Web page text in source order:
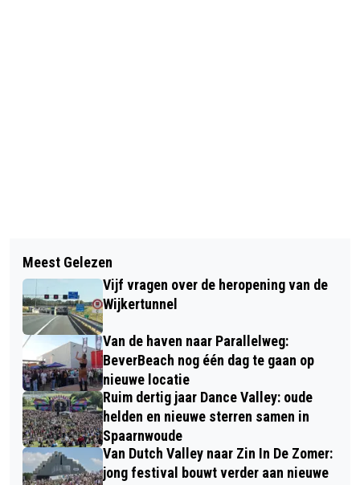
DOOD DOET LEVEN
POPPODIUM DE NOZEM EN DE NON
SLUIT ZIJN DEUREN
Meest Gelezen
Vijf vragen over de heropening van de
Wijkertunnel
Van de haven naar Parallelweg:
BeverBeach nog één dag te gaan op
nieuwe locatie
Ruim dertig jaar Dance Valley: oude
helden en nieuwe sterren samen in
Spaarnwoude
Van Dutch Valley naar Zin In De Zomer:
jong festival bouwt verder aan nieuwe